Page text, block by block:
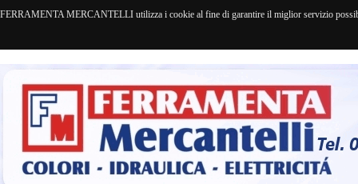
FERRAMENTA MERCANTELLI utilizza i cookie al fine di garantire il miglior servizio